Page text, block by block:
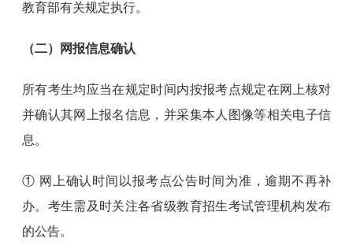
教育部有关规定执行。
（二）网报信息确认
所有考生均应当在规定时间内按报考点规定在网上核对
并确认其网上报名信息，并采集本人图像等相关电子信
息。
① 网上确认时间以报考点公告时间为准，逾期不再补
办。考生需及时关注各省级教育招生考试管理机构发布
的公告。